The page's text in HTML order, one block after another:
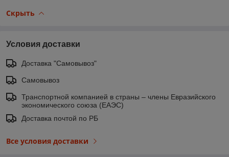
Скрыть
Условия доставки
Доставка "Самовывоз"
Самовывоз
Транспортной компанией в страны – члены Евразийского
экономического союза (ЕАЭС)
Доставка почтой по РБ
Все условия доставки